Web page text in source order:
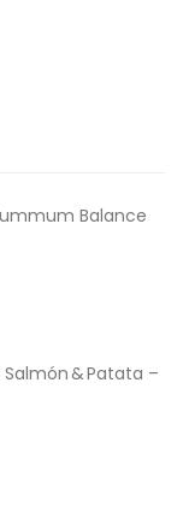
Balance
& Patata –